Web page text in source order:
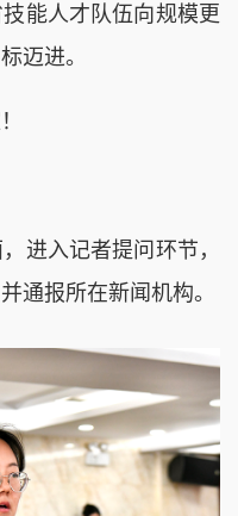
能人才队伍向规模更
迈进。
入记者提问环节，
通报所在新闻机构。